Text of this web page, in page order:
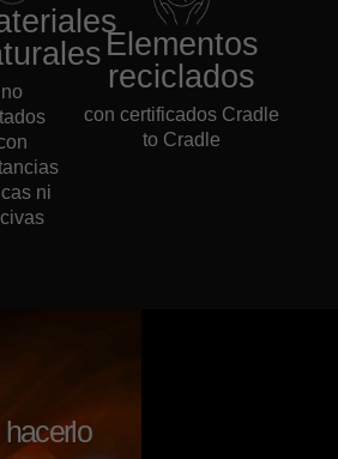
no
ni
Elementos
reciclados
con certificados Cradle
to Cradle
hacerlo